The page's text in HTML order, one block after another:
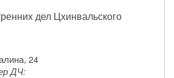
дел Цхинвальского
24
ДЧ: